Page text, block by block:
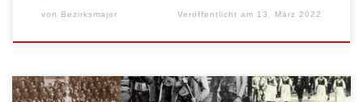
von Bezirksmajor Veröffentlicht am 13. März 2022